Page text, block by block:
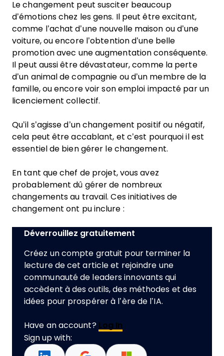
Le changement peut susciter beaucoup
d’émotions chez les gens. Il peut être excitant,
comme l’achat d’une nouvelle maison ou d’une
voiture, ou encore l’obtention d’une belle
promotion avec une augmentation conséquente.
Il peut aussi être dévastateur, comme la perte
d’un animal de compagnie ou d’un membre de la
famille, ou encore voir son emploi impacté par un
licenciement collectif.
Qu’il s’agisse d’un changement positif ou négatif,
cela peut être accablant, et c’est pourquoi il est
essentiel de bien gérer le changement.
En tant que chef de projet, vous avez
probablement dû gérer de nombreux
changements au travail. Ces initiatives de
changement ont pu inclure :
Déverrouillez gratuitement
Créez un compte gratuit pour terminer la
lecture de cet article et rejoindre une
communauté de leaders innovants qui
accèdent à des outils, des méthodes et des
idées pour prospérer à l’ère de l’IA.
Have an account? Log In
Sign up with: